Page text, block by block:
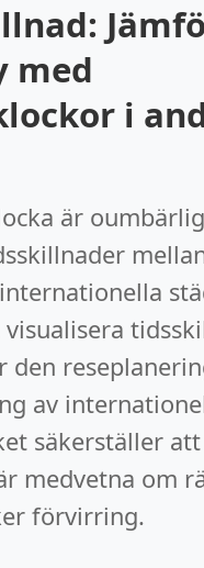
med
i
är
den
av
säkerställer
medvetna om
förvirring.